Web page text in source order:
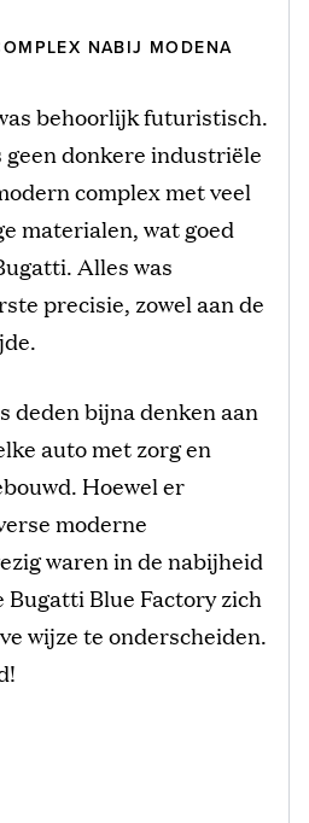
NABIJ MODENA
behoorlijk futuristisch.
geen donkere industriële
complex met veel
materialen, wat goed
Alles was
precisie, zowel aan de
deden bijna denken aan
auto met zorg en
Hoewel er
moderne
waren in de nabijheid
Bugatti Blue Factory zich
wijze te onderscheiden.